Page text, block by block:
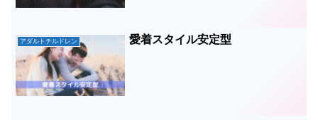
アダルトチルドレン 愛着スタイル安定型